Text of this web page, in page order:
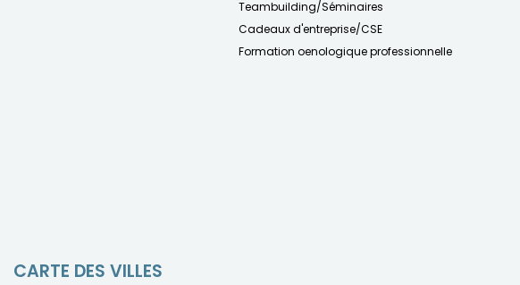
Teambuilding/Séminaires
Cadeaux d'entreprise/CSE
Formation oenologique professionnelle
CARTE DES VILLES